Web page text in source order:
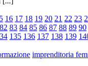
16 17 18 19 20 21 22 23
82 83 84 85 86 87 88 89 90
135 136 137 138 139
imprenditoria